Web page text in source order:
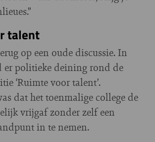
talent
op een oude discussie. In
er politieke deining rond de
‘Ruimte voor talent’.
dat het toenmalige college de
vrijgaf zonder zelf een
in te nemen.